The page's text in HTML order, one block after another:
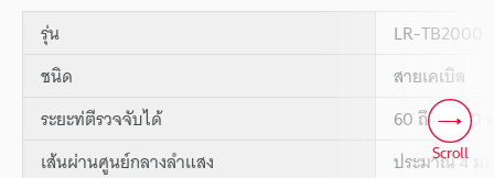
รุ่น
LR-TB2000
ชนิด
สายเคเบิล
ระยะท่ตีรวจจับได้
60 ถึง 2000
เส้นผ่านศูนย์กลางลำแสง
ประมาณ 4 ม
Scroll